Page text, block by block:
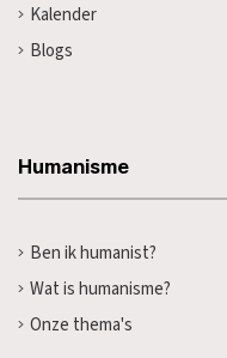
Kalender
Blogs
Humanisme
Ben ik humanist?
Wat is humanisme?
Onze thema's